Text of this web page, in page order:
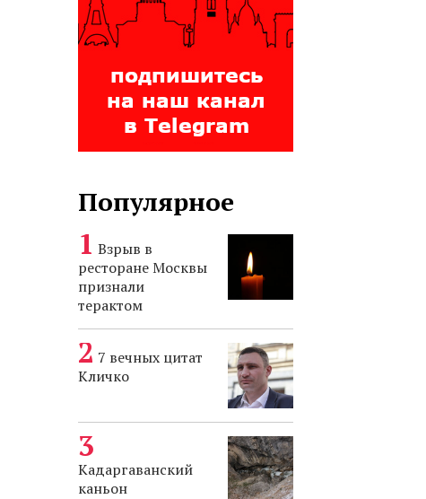
Популярное
Взрыв в
ресторане Москвы
признали
терактом
7 вечных цитат
Кличко
Кадаргаванский
каньон